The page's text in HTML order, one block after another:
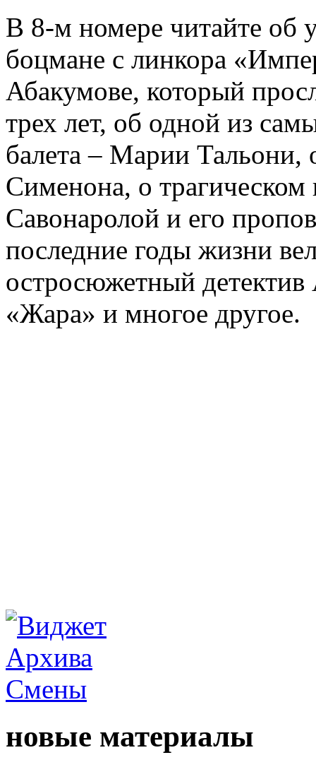
В 8-м номере читайте об
боцмане с линкора
Абакумове, который
трех лет, об одной из
балета – Марии
Сименона, о трагическом
Савонаролой и его
последние годы жизни
остросюжетный детектив
«Жара» и многое другое.
новые материалы